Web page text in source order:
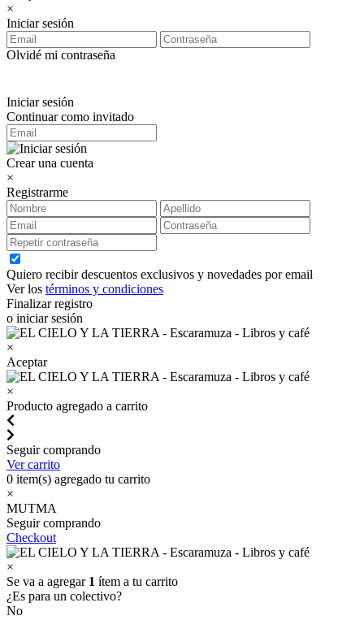
×
Iniciar sesión
Olvidé mi contraseña
Iniciar sesión
Continuar como invitado
Crear una cuenta
×
Registrarme
Quiero recibir descuentos exclusivos y novedades por email
Ver los términos y condiciones
Finalizar registro
o iniciar sesión
×
Aceptar
×
Producto agregado a carrito
Seguir comprando
Ver carrito
0 item(s) agregado tu carrito
×
MUTMA
Seguir comprando
Checkout
×
Se va a agregar 1 ítem a tu carrito
¿Es para un colectivo?
No